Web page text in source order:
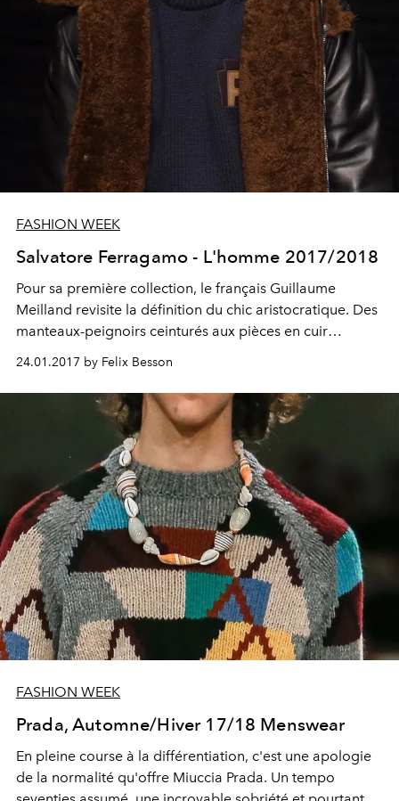
FASHION WEEK
Salvatore Ferragamo - L'homme 2017/2018
Pour sa première collection, le français Guillaume
Meilland revisite la définition du chic aristocratique. Des
manteaux-peignoirs ceinturés aux pièces en cuir
finement travaillées, l'intégralité de la collection clame
son appartenance à une caste supérieure.
24.01.2017 by Felix Besson
FASHION WEEK
Prada, Automne/Hiver 17/18 Menswear
En pleine course à la différentiation, c'est une apologie
de la normalité qu'offre Miuccia Prada. Un tempo